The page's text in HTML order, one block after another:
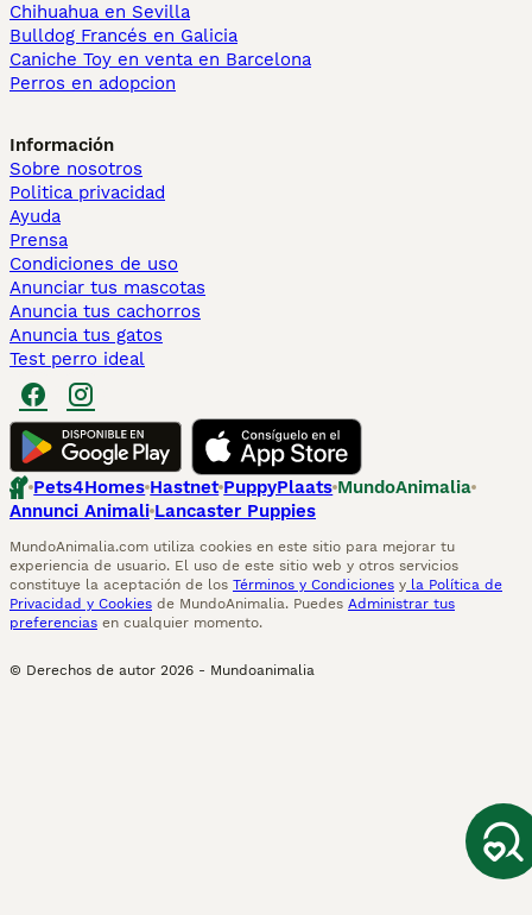
Chihuahua en Sevilla
Bulldog Francés en Galicia
Caniche Toy en venta en Barcelona
Perros en adopcion
Información
Sobre nosotros
Politica privacidad
Ayuda
Prensa
Condiciones de uso
Anunciar tus mascotas
Anuncia tus cachorros
Anuncia tus gatos
Test perro ideal
Pets4Homes Hastnet PuppyPlaats MundoAnimalia
Annunci Animali Lancaster Puppies
MundoAnimalia.com utiliza cookies en este sitio para mejorar tu
experiencia de usuario. El uso de este sitio web y otros servicios
constituye la aceptación de los Términos y Condiciones y la Política de
Privacidad y Cookies de MundoAnimalia. Puedes Administrar tus
preferencias en cualquier momento.
© Derechos de autor 2026 - Mundoanimalia